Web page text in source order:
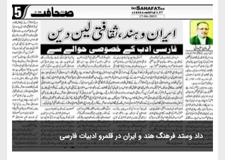
داد وستد فرهنگ هند و ایران در قلمرو ادبیات فارسی